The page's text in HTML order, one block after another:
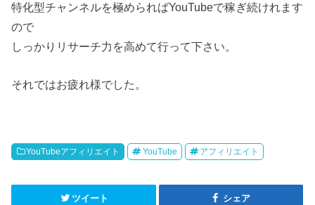
特化型チャンネルを極められばYouTubeで稼ぎ続けれます
ので
しっかりリサーチ力を高めて行って下さい。
それではお疲れ様でした。
YouTubeアフィリエイト YouTube アフィリエイト
ツイート シェア